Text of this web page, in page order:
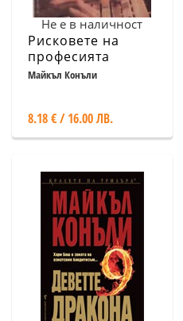
Не е в наличност
Рисковете на
професията
Майкъл Конъли
8.18 € / 16.00 ЛВ.